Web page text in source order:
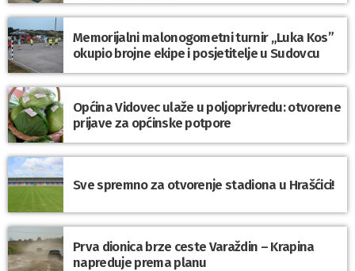
Memorijalni malonogometni turnir „Luka Kos”
okupio brojne ekipe i posjetitelje u Sudovcu
Općina Vidovec ulaže u poljoprivredu: otvorene
prijave za općinske potpore
Sve spremno za otvorenje stadiona u Hrašćici!
Prva dionica brze ceste Varaždin – Krapina
napreduje prema planu